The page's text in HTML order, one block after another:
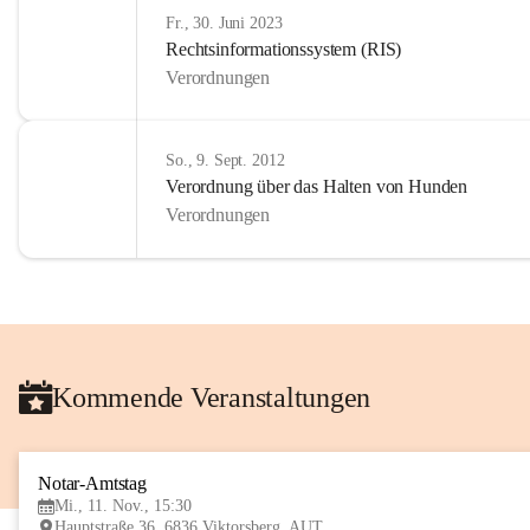
Fr., 30. Juni 2023
Rechtsinformationssystem (RIS)
Verordnungen
So., 9. Sept. 2012
Verordnung über das Halten von Hunden
Verordnungen
Kommende Veranstaltungen
Notar-Amtstag
Mi., 11. Nov., 15:30